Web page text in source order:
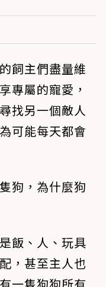
飼主們盡量維
專屬的寵愛，
找另一個敵人
可能每天都會
狗，為什麼狗
飯、人、玩具
，甚至主人也